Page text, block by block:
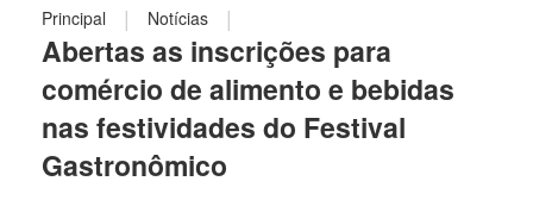
Principal | Notícias |
Abertas as inscrições para
comércio de alimento e bebidas
nas festividades do Festival
Gastronômico